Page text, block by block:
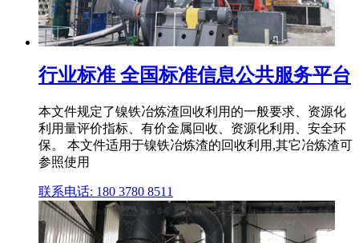
行业标准 全国标准信息公共服务平台
本文件规定了镍铁冶炼渣回收利用的一般要求、资源化
利用量评价指标、有价金属回收、资源化利用、安全环
保。 本文件适用于镍铁冶炼渣的回收利用,其它冶炼渣可
参照使用
联系电话: 180 3780 8511